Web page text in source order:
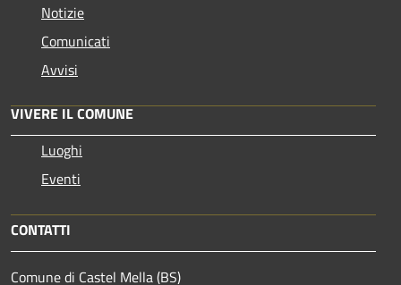
Notizie
Comunicati
Avvisi
VIVERE IL COMUNE
Luoghi
Eventi
CONTATTI
Comune di Castel Mella (BS)